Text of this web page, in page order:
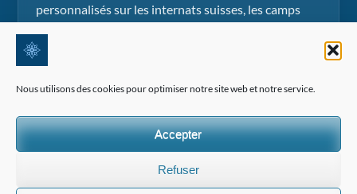
Nous utilisons des cookies pour optimiser notre site web et notre service.
Accepter
Refuser
personnalisés sur les internats suisses, les camps
d'été et les projets d'éducation familiale.